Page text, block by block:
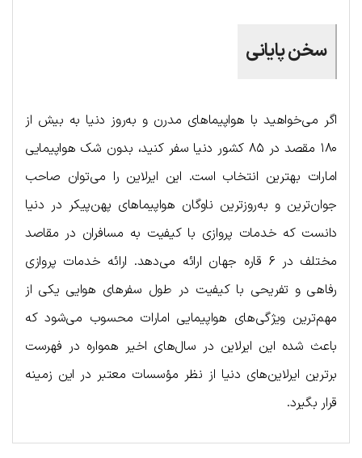
سخن پایانی
اگر می‌خواهید با هواپیماهای مدرن و به‌روز دنیا به بیش از
۱۸۰ مقصد در ۸۵ کشور دنیا سفر کنید، بدون شک هواپیمایی
امارات بهترین انتخاب است. این ایرلاین را می‌توان صاحب
جوان‌ترین و به‌روزترین ناوگان هواپیماهای پهن‌پیکر در دنیا
دانست که خدمات پروازی با کیفیت به مسافران در مقاصد
مختلف در ۶ قاره جهان ارائه می‌دهد. ارائه خدمات پروازی
رفاهی و تفریحی با کیفیت در طول سفرهای هوایی یکی از
مهم‌ترین ویژگی‌های هواپیمایی امارات محسوب می‌شود که
باعث شده این ایرلاین در سال‌های اخیر همواره در فهرست
برترین ایرلاین‌های دنیا از نظر مؤسسات معتبر در این زمینه
قرار بگیرد.